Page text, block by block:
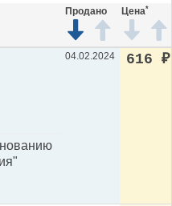
Продано Цена*
04.02.2024 616 ₽